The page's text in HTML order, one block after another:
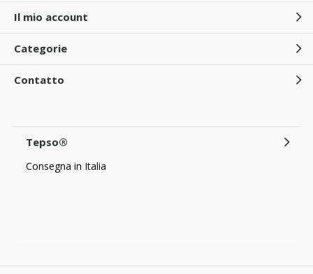
Il mio account
Categorie
Contatto
Tepso®
Consegna in Italia